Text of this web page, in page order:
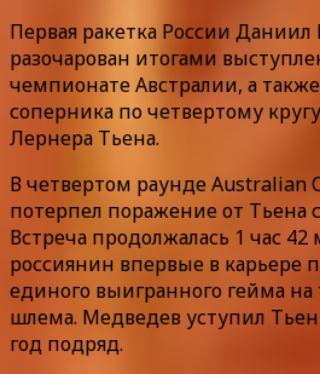
Первая ракетка России
разочарован итогами
чемпионате Австралии, а
соперника по четвертому
Лернера Тьена.
В четвертом раунде Australian
потерпел поражение от Тьена
Встреча продолжалась 1 час
россиянин впервые в карьере
единого выигранного гейма
шлема. Медведев уступил
год подряд.